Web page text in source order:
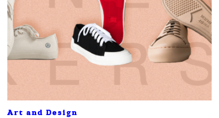
Art and Design
SHARE